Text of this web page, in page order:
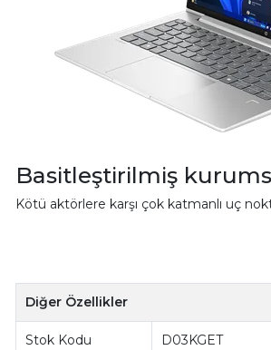
Basitleştirilmiş
Kötü aktörlere karşı çok katmanlı uç
Diğer Özellikler
Stok Kodu D03KGET